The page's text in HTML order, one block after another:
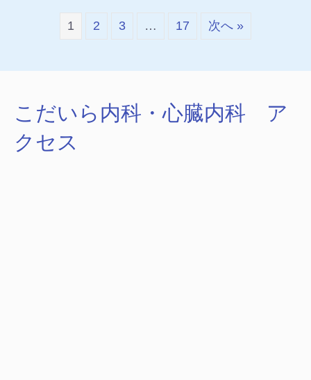
1 2 3 … 17 次へ »
こだいら内科・心臓内科 ア
クセス